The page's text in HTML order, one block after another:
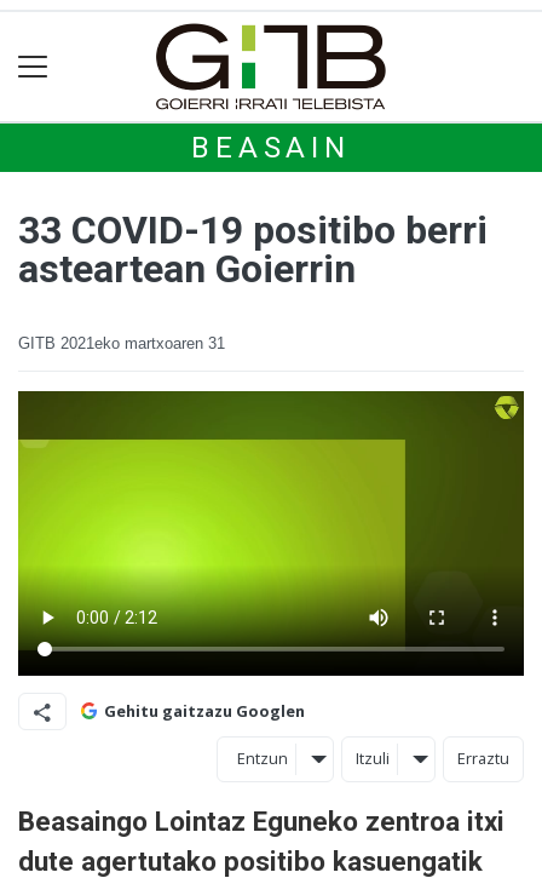
BEASAIN
33 COVID-19 positibo berri
asteartean Goierrin
GITB 2021eko martxoaren 31
Gehitu gaitzazu Googlen
Entzun Itzuli Erraztu
Beasaingo Lointaz Eguneko zentroa itxi
dute agertutako positibo kasuengatik